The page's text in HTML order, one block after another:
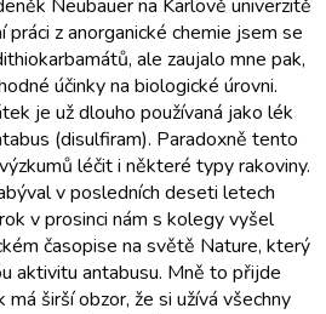
Neubauer na Karlově univerzitě
práci z anorganické chemie jsem se
ale zaujalo mne pak,
účinky na biologické úrovni.
je už dlouho používaná jako lék
(disulfiram). Paradoxně tento
léčit i některé typy rakoviny.
v posledních deseti letech
v prosinci nám s kolegy vyšel
časopise na světě Nature, který
aktivitu antabusu. Mně to přijde
širší obzor, že si užívá všechny